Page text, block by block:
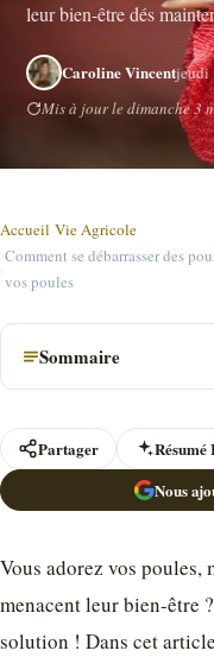
leur bien-être dés
Caroline Vincentjeudi
Mis à jour le dimanche 3
Accueil›Vie Agricole
›
Comment se débarrasser des
vos poules
Sommaire
Partager
Résumé
Nous
Vous adorez vos poules,
menacent leur bien-être
solution ! Dans cet